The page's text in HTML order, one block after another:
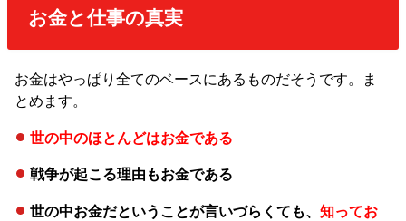
お金と仕事の真実
お金はやっぱり全てのベースにあるものだそうです。ま
とめます。
世の中のほとんどはお金である
戦争が起こる理由もお金である
世の中お金だということが言いづらくても、 知ってお